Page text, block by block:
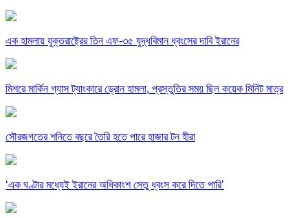
এক হামলায় যুক্তরাষ্ট্রের তিন এফ-৩৫ যুদ্ধবিমান ধ্বংসের দাবি ইরানের
মিশরে মার্কিন গ্যাস ট্যাংকারে ড্রোন হামলা, প্রস্তুতির সময় ছিল কয়েক মিনিট মাত্র
সৌরজগতের শনিতে বছরে তৈরি হতে পারে হাজার টন হীরা
‘এক ঘণ্টার মধ্যেই ইরানের অধিকাংশ সেতু ধ্বংস করে দিতে পারি’